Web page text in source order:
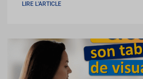
LIRE L'ARTICLE